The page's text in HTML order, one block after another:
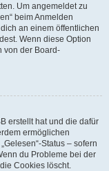
Um angemeldet zu
beim Anmelden
an einem öffentlichen
Wenn diese Option
von der Board-
erstellt hat und die dafür
ermöglichen
Status – sofern
du Probleme bei der
Cookies löscht.